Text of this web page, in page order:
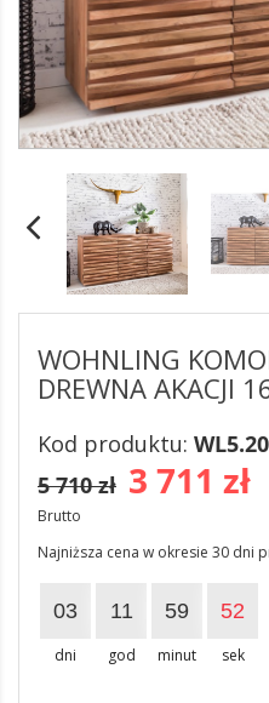
WOHNLING
DREWNA AKACJI
Kod produktu:
3 711 zł
5 710 zł
Brutto
Najniższa cena w okresie 30 dni
03
dni
11
god
59
minut
51
sek